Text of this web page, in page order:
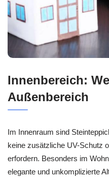
Innenbereich:
Außenbereich
Im Innenraum sind
keine zusätzliche UV-Schutz
erfordern. Besonders im
elegante und unkomplizierte